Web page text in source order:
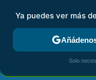
FISCALIDAD Y
Ya puedes ver más
Solo